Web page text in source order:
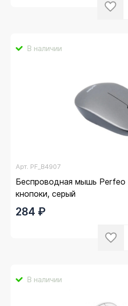
В наличии
Арт. PF_B4907
Беспроводная мышь Perfeo
кнопоки, серый
284 ₽
В наличии